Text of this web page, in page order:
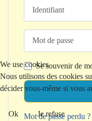
Se souvenir de
Mot de passe perdu ?
We use cookies
Nous utilisons des cookies
décider vous-même si vous
Ok Je refuse